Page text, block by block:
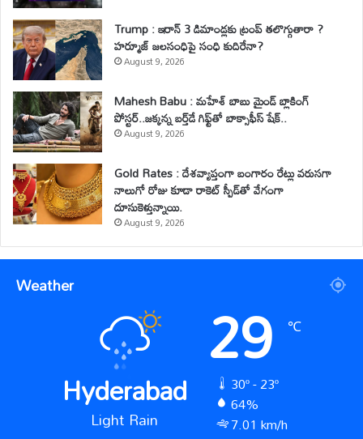
Trump : ఇరాన్ 3 డిమాండ్లకు ట్రంప్ తలొగ్గుతారా ?
హర్మూజ్ జలసంధిపై సంధి కుదిరేనా?
August 9, 2026
Mahesh Babu : మహేశ్‌ బాబు మైండ్ బ్లాకింగ్
పోస్టర్..జక్కన్న బర్త్‌డే గిఫ్ట్‌తో బాక్సాఫీస్ షేక్..
August 9, 2026
Gold Rates : దేశవ్యాప్తంగా బంగారం రేట్లు వరుసగా
నాలుగో రోజు కూడా రాకెట్ స్పీడ్‌తో వేగంగా
దూసుకెళ్తున్నాయి.
August 9, 2026
Weather
Hyderabad
Light Rain
29 ℃
30º - 23º
64%
7.01 km/h